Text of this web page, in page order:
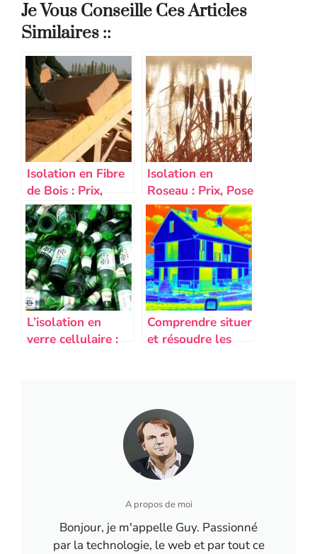
Je Vous Conseille Ces Articles
Similaires ::
Isolation en Fibre
de Bois : Prix,
Utilisation,
Avantages
Isolation en
Roseau : Prix, Pose
et Performance
L’isolation en
verre cellulaire :
Comprendre situer
et résoudre les
A propos de moi
Bonjour, je m'appelle Guy. Passionné
par la technologie, le web et par tout ce